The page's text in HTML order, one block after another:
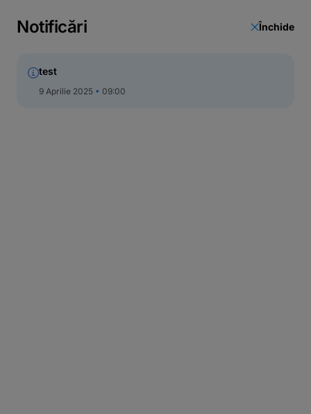
Notificări Închide
test
9 Aprilie 2025 09:00